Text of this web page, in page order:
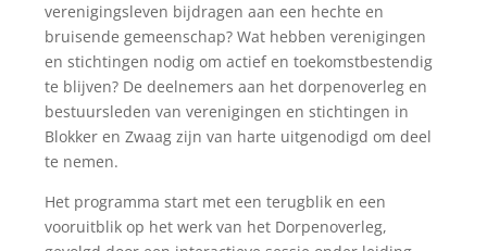
verenigingsleven bijdragen aan een hechte en
bruisende gemeenschap? Wat hebben verenigingen
en stichtingen nodig om actief en toekomstbestendig
te blijven? De deelnemers aan het dorpenoverleg en
bestuursleden van verenigingen en stichtingen in
Blokker en Zwaag zijn van harte uitgenodigd om deel
te nemen.
Het programma start met een terugblik en een
vooruitblik op het werk van het Dorpenoverleg,